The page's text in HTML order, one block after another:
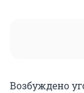
Возбуждено